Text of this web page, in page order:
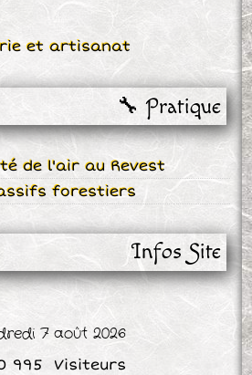
et artisanat
🔧 Pratique
de l'air au Revest
forestiers
Infos Site
7 août 2026